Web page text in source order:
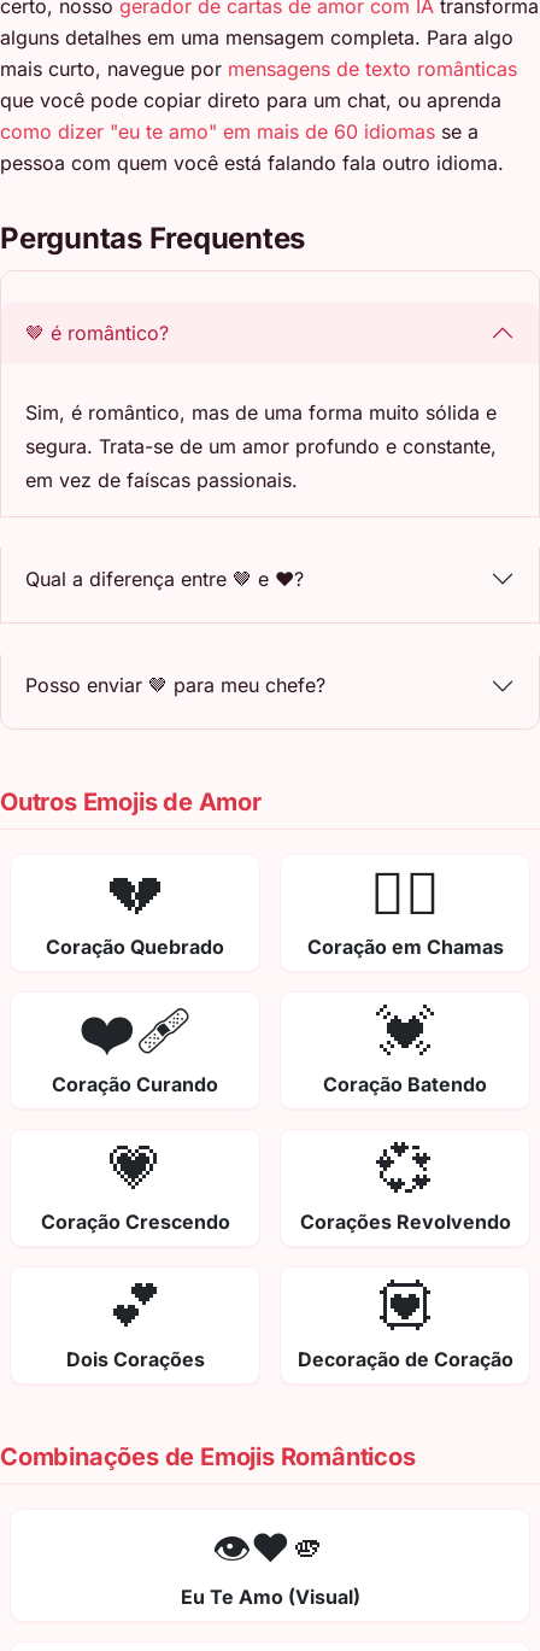
certo, nosso gerador de cartas de amor com IA transforma
alguns detalhes em uma mensagem completa. Para algo
mais curto, navegue por mensagens de texto românticas
que você pode copiar direto para um chat, ou aprenda
como dizer "eu te amo" em mais de 60 idiomas se a
pessoa com quem você está falando fala outro idioma.
Perguntas Frequentes
🤎 é romântico?
Sim, é romântico, mas de uma forma muito sólida e
segura. Trata-se de um amor profundo e constante,
em vez de faíscas passionais.
Qual a diferença entre 🤎 e ❤️?
Posso enviar 🤎 para meu chefe?
Outros Emojis de Amor
💔
Coração Quebrado
❤️‍🔥
Coração em Chamas
❤️‍🩹
Coração Curando
💓
Coração Batendo
💗
Coração Crescendo
💞
Corações Revolvendo
💕
Dois Corações
💟
Decoração de Coração
Combinações de Emojis Românticos
👁️❤️🫵
Eu Te Amo (Visual)